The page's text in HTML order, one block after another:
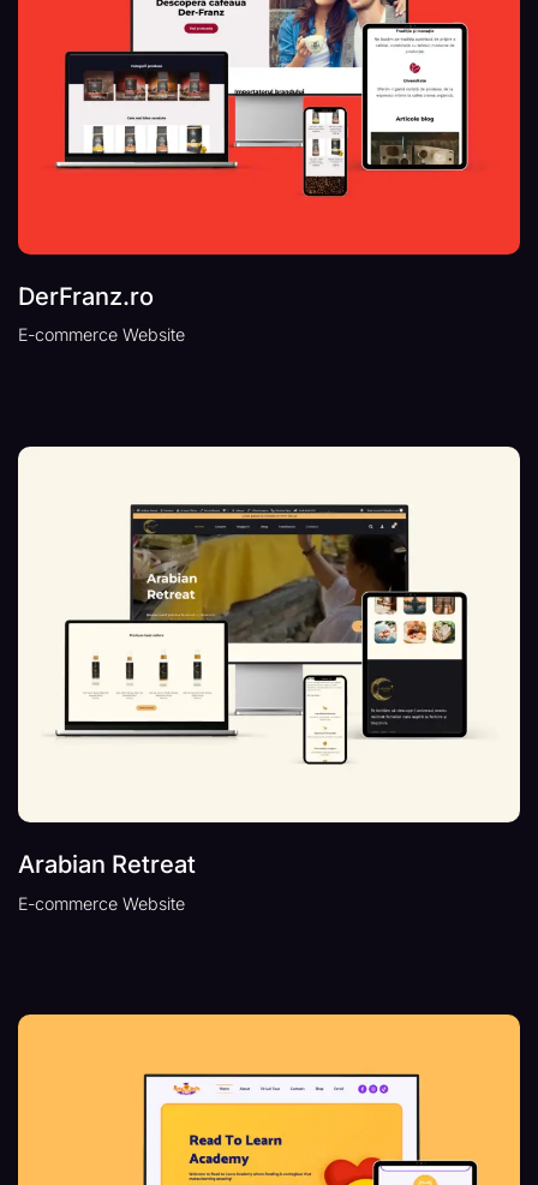
DerFranz.ro
E-commerce Website
Arabian Retreat
E-commerce Website